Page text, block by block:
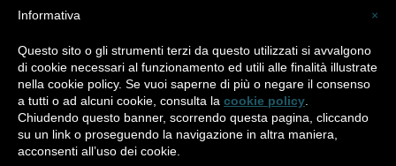
Piccole Pesti Livigno © 2024 Tutti i diritti riservati. -Privacy Policy-Cookie Policy
Made with bySìServices
×
Informativa
Questo sito o gli strumenti terzi da questo utilizzati si avvalgono
di cookie necessari al funzionamento ed utili alle finalità illustrate
nella cookie policy. Se vuoi saperne di più o negare il consenso
a tutti o ad alcuni cookie, consulta la cookie policy
Chiudendo questo banner, scorrendo questa pagina, cliccando
su un link o proseguendo la navigazione in altra maniera,
acconsenti all’uso dei cookie.